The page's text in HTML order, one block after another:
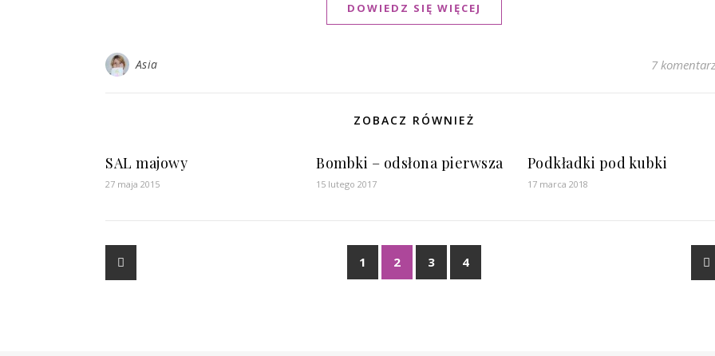
DOWIEDZ SIĘ WIĘCEJ
Asia 7
ZOBACZ RÓWNIEŻ
SAL majowy
27 maja 2015
Bombki – odsłona pierwsza
15 lutego 2017
Podkładki pod kubki
17 marca 2018
1 2 3 4